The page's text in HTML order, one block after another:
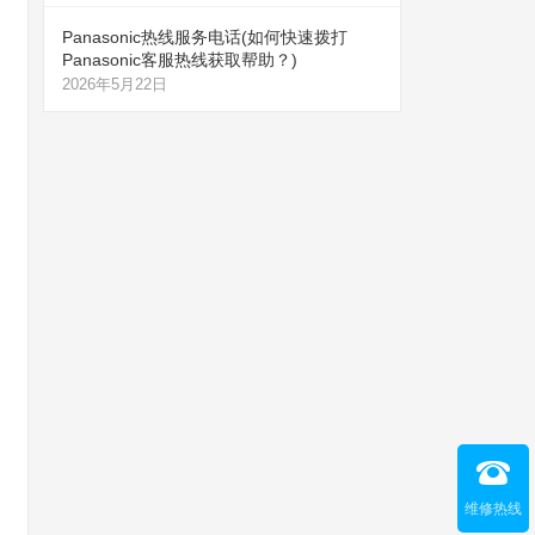
Panasonic热线服务电话(如何快速拨打
Panasonic客服热线获取帮助？)
2026年5月22日
维修热线